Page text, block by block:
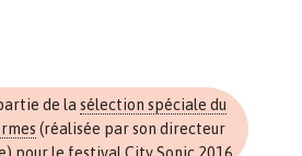
de la sélection spéciale du
(réalisée par son directeur
) pour le festival City Sonic 2016.